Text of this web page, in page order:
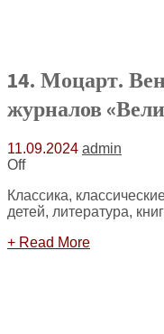
14. Моцарт.
журналов
11.09.2024 admin
Off
Классика,
детей, литература,
+ Read More